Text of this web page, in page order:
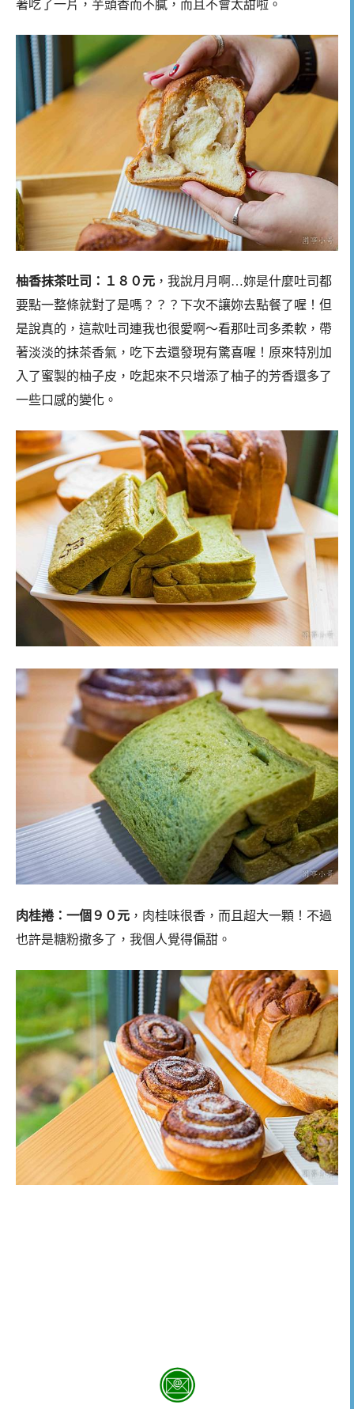
著吃了一片，芋頭香而不膩，而且不會太甜啦。
柚香抹茶吐司：１８０元 ，我說月月啊…妳是什麼吐司都
要點一整條就對了是嗎？？？下次不讓妳去點餐了喔！但
是說真的，這款吐司連我也很愛啊～看那吐司多柔軟，帶
著淡淡的抹茶香氣，吃下去還發現有驚喜喔！原來特別加
入了蜜製的柚子皮，吃起來不只增添了柚子的芳香還多了
一些口感的變化。
肉桂捲：一個９０元 ，肉桂味很香，而且超大一顆！不過
也許是糖粉撒多了，我個人覺得偏甜。